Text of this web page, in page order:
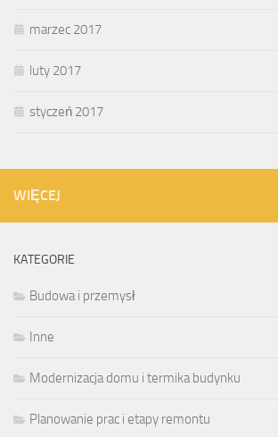
marzec 2017
luty 2017
styczeń 2017
WIĘCEJ
KATEGORIE
Budowa i przemysł
Inne
Modernizacja domu i termika budynku
Planowanie prac i etapy remontu